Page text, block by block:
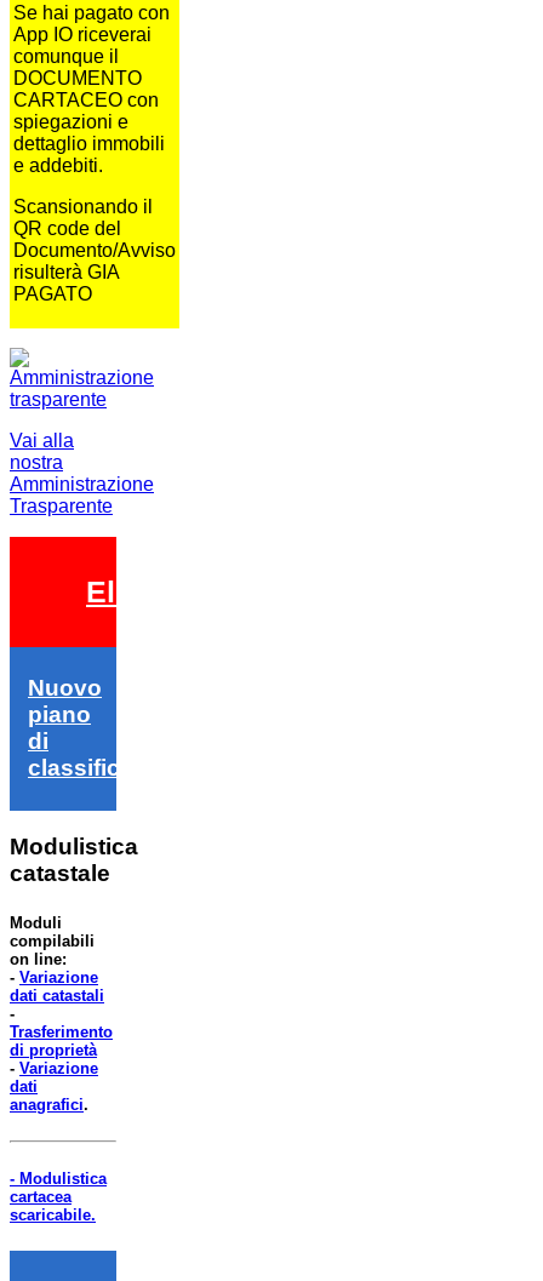
Se hai pagato con
App IO riceverai
comunque il
DOCUMENTO
CARTACEO con
spiegazioni e
dettaglio immobili
e addebiti.
Scansionando il
QR code del
Documento/Avviso
risulterà GIA
PAGATO
Vai alla
nostra
Amministrazione
Trasparente
Elezioni 2026
Nuovo
piano
di
classifica
Modulistica
catastale
Moduli
compilabili
on line:
- Variazione
dati catastali
-
Trasferimento
di proprietà
- Variazione
dati
anagrafici.
- Modulistica
cartacea
scaricabile.